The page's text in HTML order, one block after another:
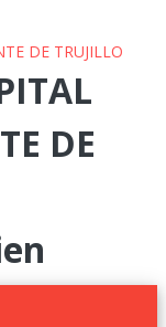
DE TRUJILLO
DE